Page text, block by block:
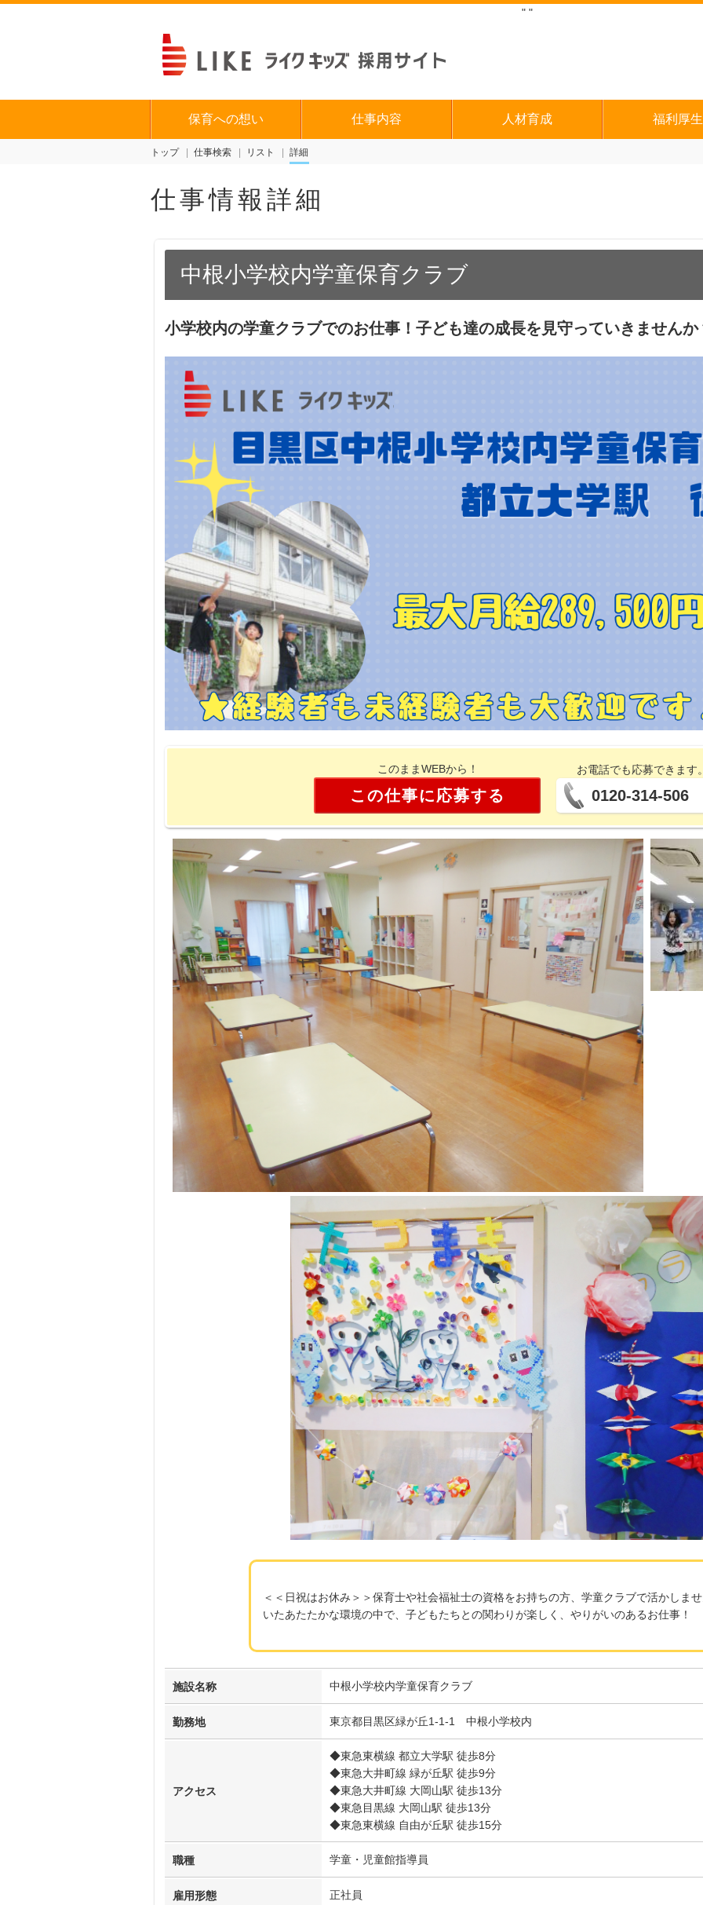
" "
保育への想い 仕事内容 人材育成 福利厚生
トップ 仕事検索 リスト 詳細
仕事情報詳細
中根小学校内学童保育クラブ
小学校内の学童クラブでのお仕事！子ども達の成長を見守っていきませんか
このままWEBから！
この仕事に応募する
お電話でも応募できます
0120-314-506
＜＜日祝はお休み＞＞保育士や社会福祉士の資格をお持ちの方、学童クラブで活かしま
いたあたたかな環境の中で、子どもたちとの関わりが楽しく、やりがいのあるお仕事！
施設名称 中根小学校内学童保育クラブ
勤務地 東京都目黒区緑が丘1-1-1 中根小学校内
アクセス
◆東急東横線 都立大学駅 徒歩8分
◆東急大井町線 緑が丘駅 徒歩9分
◆東急大井町線 大岡山駅 徒歩13分
◆東急目黒線 大岡山駅 徒歩13分
◆東急東横線 自由が丘駅 徒歩15分
職種 学童・児童館指導員
雇用形態 正社員